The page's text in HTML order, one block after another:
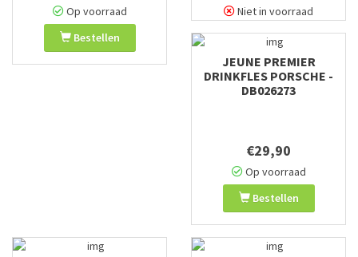
Op voorraad
Bestellen
Niet in voorraad
JEUNE PREMIER
DRINKFLES PORSCHE -
DB026273
€29,90
Op voorraad
Bestellen